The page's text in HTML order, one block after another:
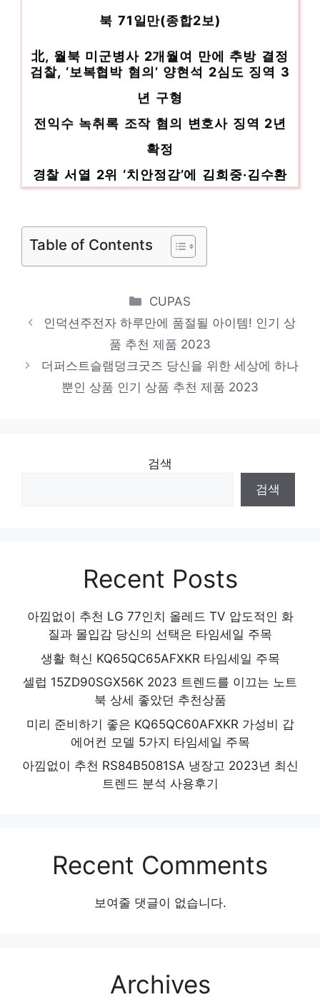
인기 상품 추천 제품 2023
북 71일만(종합2보)
北, 월북 미군병사 2개월여 만에 추방 결정
검찰, ‘보복협박 혐의’ 양현석 2심도 징역 3
년 구형
전익수 녹취록 조작 혐의 변호사 징역 2년
확정
경찰 서열 2위 ‘치안정감’에 김희중·김수환
승진(상보)
안소송도 부적법”(종합2보)
황선우, 아시아엔 적수 없다…자유형 200m
도 金물결 ‘2관왕’
Table of Contents
Categories
CUPAS
인덕션주전자 하루만에 품절될 아이템! 인기 상
품 추천 제품 2023
더퍼스트슬램덩크굿즈 당신을 위한 세상에 하나
뿐인 상품 인기 상품 추천 제품 2023
검색
검색
Recent Posts
아낌없이 추천 LG 77인치 올레드 TV 압도적인 화
질과 몰입감 당신의 선택은 타임세일 주목
생활 혁신 KQ65QC65AFXKR 타임세일 주목
셀럽 15ZD90SGX56K 2023 트렌드를 이끄는 노트
북 상세 좋았던 추천상품
미리 준비하기 좋은 KQ65QC60AFXKR 가성비 갑
에어컨 모델 5가지 타임세일 주목
아낌없이 추천 RS84B5081SA 냉장고 2023년 최신
트렌드 분석 사용후기
Recent Comments
보여줄 댓글이 없습니다.
Archives